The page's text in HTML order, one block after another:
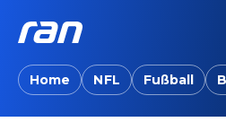
Home NFL Fußball